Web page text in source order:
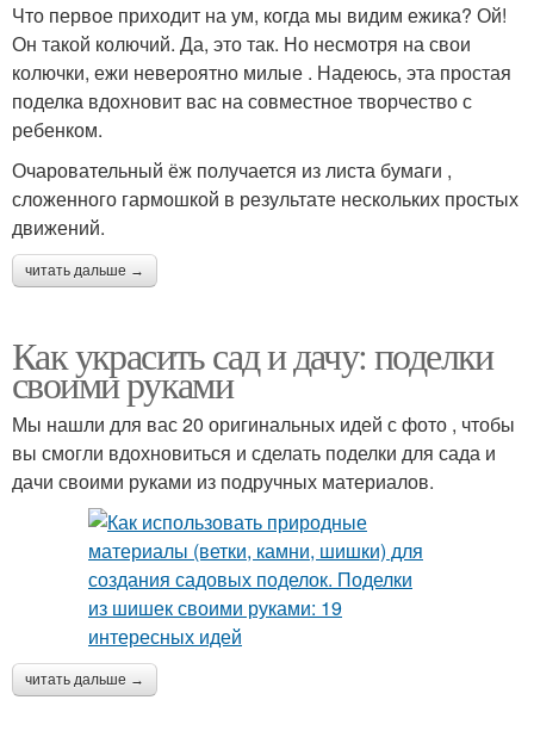
Что первое приходит на ум, когда мы видим ежика? Ой!
Он такой колючий. Да, это так. Но несмотря на свои
колючки, ежи невероятно милые . Надеюсь, эта простая
поделка вдохновит вас на совместное творчество с
ребенком.
Очаровательный ёж получается из листа бумаги ,
сложенного гармошкой в результате нескольких простых
движений.
читать дальше →
Как украсить сад и дачу: поделки
своими руками
Мы нашли для вас 20 оригинальных идей с фото , чтобы
вы смогли вдохновиться и сделать поделки для сада и
дачи своими руками из подручных материалов.
читать дальше →